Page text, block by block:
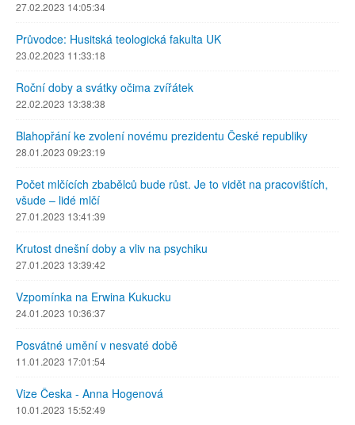
27.02.2023 14:05:34
Průvodce: Husitská teologická fakulta UK
23.02.2023 11:33:18
Roční doby a svátky očima zvířátek
22.02.2023 13:38:38
Blahopřání ke zvolení novému prezidentu České republiky
28.01.2023 09:23:19
Počet mlčících zbabělců bude růst. Je to vidět na pracovištích,
všude – lidé mlčí
27.01.2023 13:41:39
Krutost dnešní doby a vliv na psychiku
27.01.2023 13:39:42
Vzpomínka na Erwina Kukucku
24.01.2023 10:36:37
Posvátné umění v nesvaté době
11.01.2023 17:01:54
Vize Česka - Anna Hogenová
10.01.2023 15:52:49